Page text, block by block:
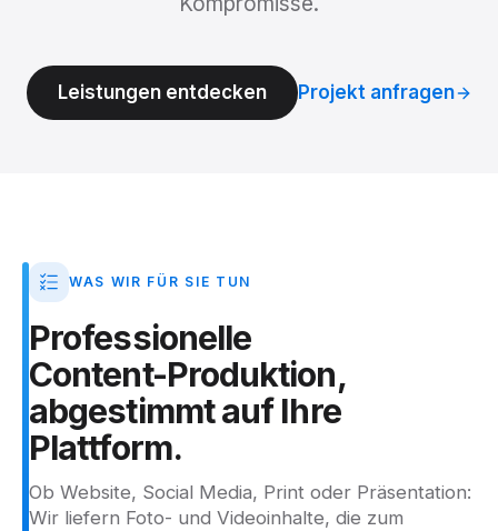
Leistungen entdecken Projekt anfragen
WAS WIR FÜR SIE TUN
Professionelle
Content-Produktion,
abgestimmtauf Ihre
Plattform.
Ob Website, Social Media, Print oder Präsentation:
Wir liefern Foto- und Videoinhalte, die zum